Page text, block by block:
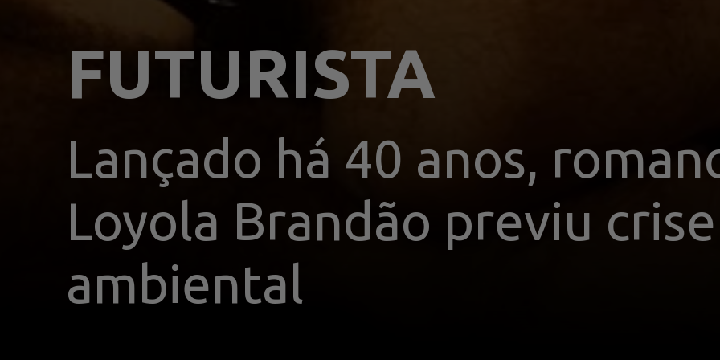
FUTURISTA
Lançado há 40 anos,
Loyola Brandão previu crise
ambiental